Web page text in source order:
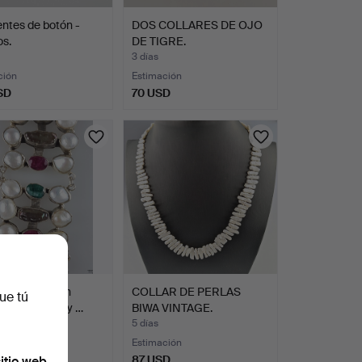
de botón -
DOS COLLARES DE OJO
DE TIGRE.
3 días
Estimación
70 USD
de plata con
de piedras y …
COLLAR DE PERLAS
BIWA VINTAGE.
5 días
Estimación
tú